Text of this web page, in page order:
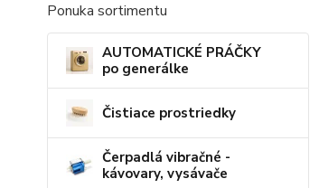
Ponuka sortimentu
AUTOMATICKÉ PRÁČKY
po generálke
Čistiace prostriedky
Čerpadlá vibračné -
kávovary, vysávače